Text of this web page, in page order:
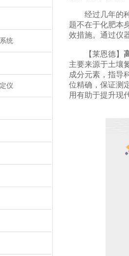
统
仪
经过几年的种
题不在于化肥本
效措施。通过仪
【莱恩德】
主要来源于土壤
成分元素，指导
位精确，保证测
用有助于提升现